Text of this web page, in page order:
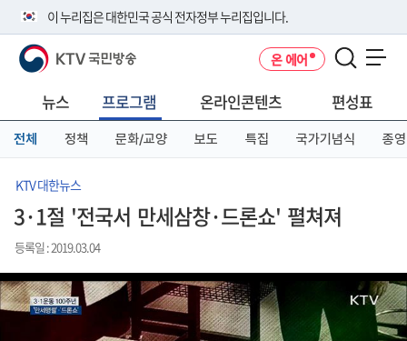
이 누리집은 대한민국 공식 전자정부 누리집입니다.
공식 누리집 주소 확인하기
니다.
이밖에 or.kr 또는 .kr등 다른 도메인 주소를 사용하고 있다면 아래 URL에
서 도메인 주소를 확인해 보세요
KTV 국민방송 온 에어
뉴스 프로그램 온라인콘텐츠 편성표
전체 정책 문화/교양 보도 특집 국가기념식 종영
KTV 대한뉴스
3·1절 '전국서 만세삼창·드론쇼' 펼쳐져
등록일 : 2019.03.04